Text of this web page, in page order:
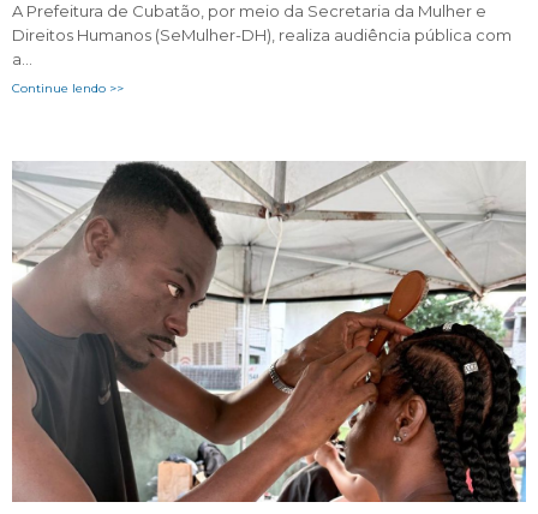
A Prefeitura de Cubatão, por meio da Secretaria da Mulher e
Direitos Humanos (SeMulher-DH), realiza audiência pública com
a…
Continue lendo >>